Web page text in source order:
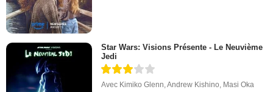
Star Wars: Visions Présente - Le Neuvième
Jedi
Avec Kimiko Glenn,Andrew Kishino, Masi Oka